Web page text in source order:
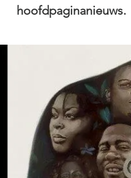
hoofdpaginanieuws.